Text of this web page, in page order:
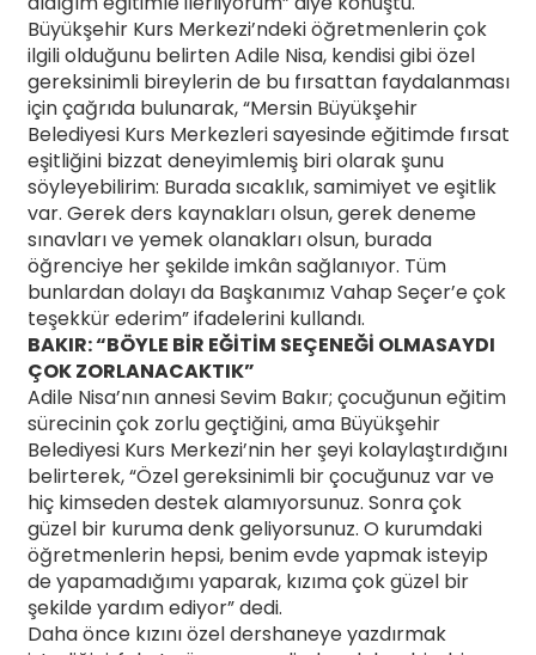
Büyükşehir Kurs Merkezi’ndeki öğretmenlerin çok
ilgili olduğunu belirten Adile Nisa, kendisi gibi özel
gereksinimli bireylerin de bu fırsattan faydalanması
için çağrıda bulunarak, “Mersin Büyükşehir
Belediyesi Kurs Merkezleri sayesinde eğitimde fırsat
eşitliğini bizzat deneyimlemiş biri olarak şunu
söyleyebilirim: Burada sıcaklık, samimiyet ve eşitlik
var. Gerek ders kaynakları olsun, gerek deneme
sınavları ve yemek olanakları olsun, burada
öğrenciye her şekilde imkân sağlanıyor. Tüm
bunlardan dolayı da Başkanımız Vahap Seçer’e çok
teşekkür ederim” ifadelerini kullandı.
BAKIR: “BÖYLE BİR EĞİTİM SEÇENEĞİ OLMASAYDI
ÇOK ZORLANACAKTIK”
Adile Nisa’nın annesi Sevim Bakır; çocuğunun eğitim
sürecinin çok zorlu geçtiğini, ama Büyükşehir
Belediyesi Kurs Merkezi’nin her şeyi kolaylaştırdığını
belirterek, “Özel gereksinimli bir çocuğunuz var ve
hiç kimseden destek alamıyorsunuz. Sonra çok
güzel bir kuruma denk geliyorsunuz. O kurumdaki
öğretmenlerin hepsi, benim evde yapmak isteyip
de yapamadığımı yaparak, kızıma çok güzel bir
şekilde yardım ediyor” dedi.
Daha önce kızını özel dershaneye yazdırmak